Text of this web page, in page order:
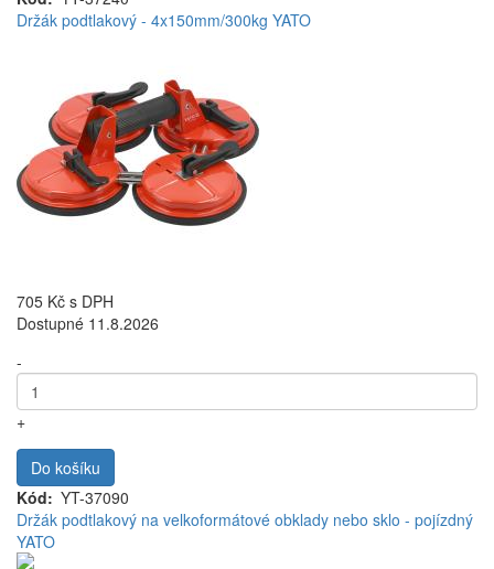
Držák podtlakový - 4x150mm/300kg YATO
705 Kč s DPH
Dostupné 11.8.2026
-
+
Do košíku
Kód
YT-37090
Držák podtlakový na velkoformátové obklady nebo sklo - pojízdný
YATO